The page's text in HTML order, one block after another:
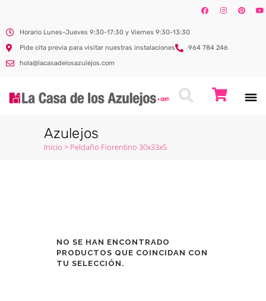
Horario Lunes-Jueves 9:30-17:30 y Viernes 9:30-13:30
Pide cita previa para visitar nuestras instalaciones
964 784 246
hola@lacasadelosazulejos.com
Azulejos
Inicio > Peldaño Fiorentino 30x33x5
NO SE HAN ENCONTRADO
PRODUCTOS QUE COINCIDAN CON
TU SELECCIÓN.